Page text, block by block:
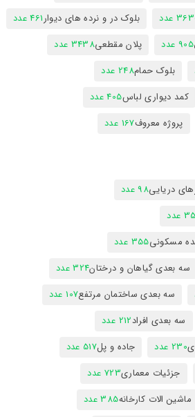
عدد بلوک در و نرده های دیوار461 عدد
905 عدد پلان مقطعی3438 عدد
بلوک حمام248 عدد
کمد دیواری لباس405 عدد
پروژه معروف167 عدد
دریایی98 عدد
عدد
مسکونی355 عدد
سه بعدی گیاهان و درختان324 عدد
سه بعدی ساختمان مرتفع107 عدد
سه بعدی افراد212 عدد
230 عدد جاده و پل517 عدد
جزئیات معماری723 عدد
ماشین الات کارخانه385 عدد